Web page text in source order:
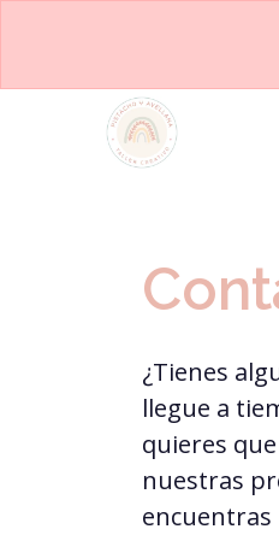
¿Tienes
llegue a
quieres
nuestras
encuentras